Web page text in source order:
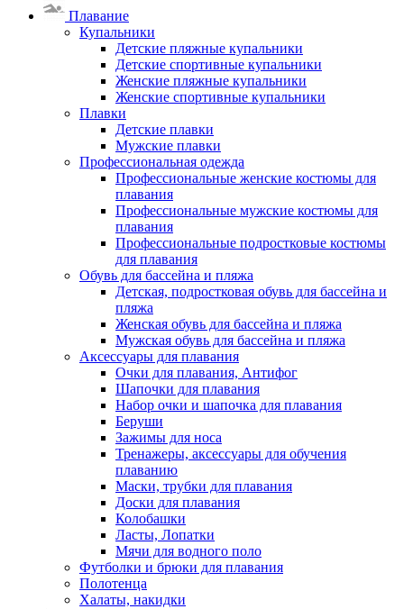
Плавание
Купальники
Детские пляжные купальники
Детские спортивные купальники
Женские пляжные купальники
Женские спортивные купальники
Плавки
Детские плавки
Мужские плавки
Профессиональная одежда
Профессиональные женские костюмы для
плавания
Профессиональные мужские костюмы для
плавания
Профессиональные подростковые костюмы
для плавания
Обувь для бассейна и пляжа
Детская, подростковая обувь для бассейна и
пляжа
Женская обувь для бассейна и пляжа
Мужская обувь для бассейна и пляжа
Аксессуары для плавания
Очки для плавания, Антифог
Шапочки для плавания
Набор очки и шапочка для плавания
Беруши
Зажимы для носа
Тренажеры, аксессуары для обучения
плаванию
Маски, трубки для плавания
Доски для плавания
Колобашки
Ласты, Лопатки
Мячи для водного поло
Футболки и брюки для плавания
Полотенца
Халаты, накидки